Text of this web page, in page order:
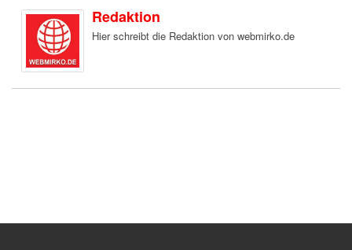
Redaktion
Hier schreibt die Redaktion von webmirko.de